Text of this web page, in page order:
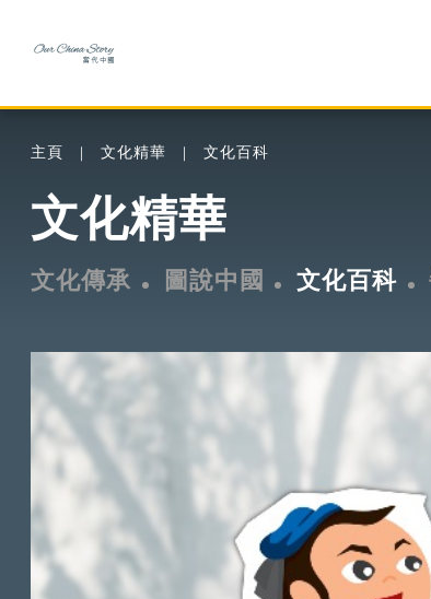
主頁 文化精華 文化百科
文化精華
文化傳承 圖說中國 文化百科